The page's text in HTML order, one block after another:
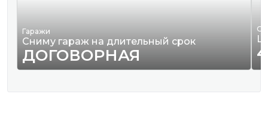
Гаражи
Сниму гараж на длительный срок
ДОГОВОРНАЯ